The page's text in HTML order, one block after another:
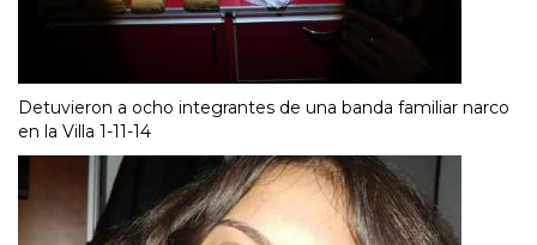
Detuvieron a ocho integrantes de una banda familiar narco
en la Villa 1-11-14